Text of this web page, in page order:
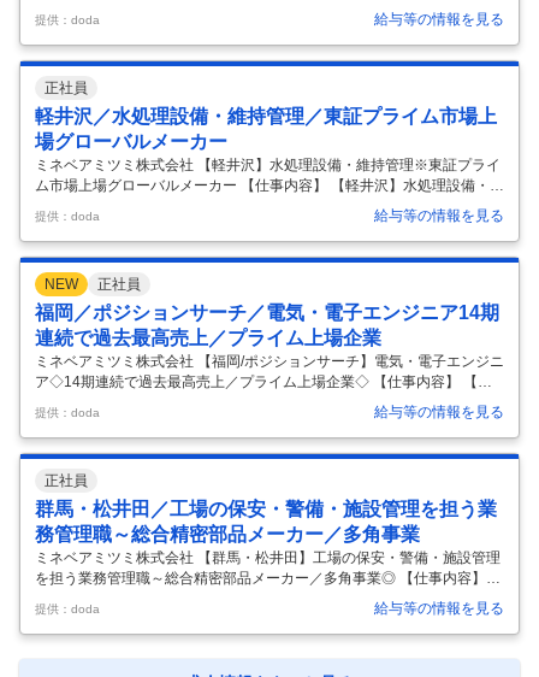
容】 【移住するなら米子！待機児童0名！I・Uターン歓迎】ポジション
マッチング求人 ※プライム上場メーカー 【具体的な仕事内容】 ～2029
年3月期に売上2.5兆円、営業利益2500億円を目指し、現在14期連続で過
去最高の売上高を更新している同社の米子拠点での業務～ ◆鳥取県米子
市 人口約14万人、平均気温15℃、羽田空港から米子空港まで飛行機で
約1時間、大阪から電車で3時間弱。米子市内から米子空港まで車で20分
程。年間移住者は約2000世帯で約3000名と毎年
提供：doda 給与等の情報を見る
正社員
軽井沢／水処理設備・維持管理／東証プライム市場上
場グローバルメーカー
ミネベアミツミ株式会社 【軽井沢】水処理設備・維持管理※東証プライ
ム市場上場グローバルメーカー 【仕事内容】 【軽井沢】水処理設備・維
持管理※東証プライム市場上場グローバルメーカー 【具体的な仕事内
容】 ～行政出身の方も歓迎／売上高約1.5兆円・14期連続過去最高売上
更新中・ベアリング・モーター・センサー・半導体まで手掛ける世界で
も例のない総合精密部品メーカー～ ■職務概要： 軽井沢工場内の排水処
理設備等 環境関連設備の維持・保全及び運用改善や更新計画の推進など
を担っていただきます。 ※施設部門：軽井沢工場のみならず海外含めた
工場施設（空調機、冷暖房機器、排水処理設備、建築物等々）の管理全
般を…
提供：doda 給与等の情報を見る
NEW 正社員
福岡／ポジションサーチ／電気・電子エンジニア14期
連続で過去最高売上／プライム上場企業
ミネベアミツミ株式会社 【福岡/ポジションサーチ】電気・電子エンジニ
ア◇14期連続で過去最高売上／プライム上場企業◇ 【仕事内容】 【福
岡/ポジションサーチ】電気・電子エンジニア◇14期連続で過去最高売上
／プライム上場企業◇ 【具体的な仕事内容】 ＜複数の技術の掛け合わせ
たモノづくり！成長環境がここにある＞自身の専門性＋αを身に着けら
れる！ニッチトップを多数保有◎売上高1.5兆の優良メーカー ▼同社の
特徴はこちらです □10のコア技術を融合し新たな事業機会を創出 □開発
と生産の内製化に強み！高水準の品質・技術 □WLBも大切に◎有給取得
率80%程／残業月平均20h程 □自社製品×自社技術の【相…
提供：doda 給与等の情報を見る
正社員
群馬・松井田／工場の保安・警備・施設管理を担う業
務管理職～総合精密部品メーカー／多角事業
ミネベアミツミ株式会社 【群馬・松井田】工場の保安・警備・施設管理
を担う業務管理職～総合精密部品メーカー／多角事業◎ 【仕事内容】
【群馬・松井田】工場の保安・警備・施設管理を担う業務管理職～総合
精密部品メーカー／多角事業◎ 【具体的な仕事内容】 ～PCスキルをお
持ちの方へ／ベアリング・モーター・センサー・半導体まで手掛ける総
合精密部品メーカー／東証プライム上場／年間休日121日～ ◆業務内容
提供：doda 給与等の情報を見る